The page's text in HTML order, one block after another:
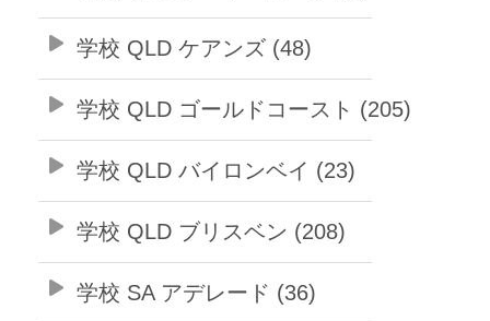
学校 QLD ケアンズ (48)
学校 QLD ゴールドコースト (205)
学校 QLD バイロンベイ (23)
学校 QLD ブリスベン (208)
学校 SA アデレード (36)